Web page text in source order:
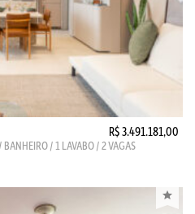
R$ 3.491.181,00
/ 1 LAVABO / 2 VAGAS